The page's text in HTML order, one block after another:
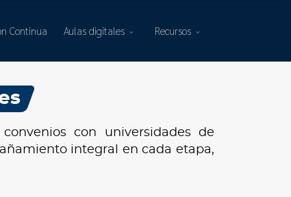
Continua Aulas digitales Recursos
con universidades de
integral en cada etapa,